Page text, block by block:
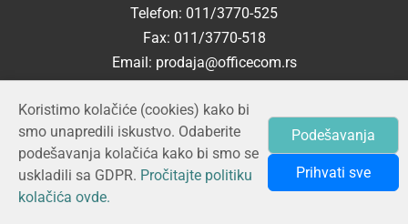
Telefon: 011/3770-525
Fax: 011/3770-518
Email: prodaja@officecom.rs
Radno vreme
ponedeljak - petak
08:00 do 16:00
Koristimo kolačiće (cookies) kako bi
smo unapredili iskustvo. Odaberite
podešavanja kolačića kako bi smo se
uskladili sa GDPR. Pročitajte politiku
kolačića ovde.
Podešavanja
Prihvati sve